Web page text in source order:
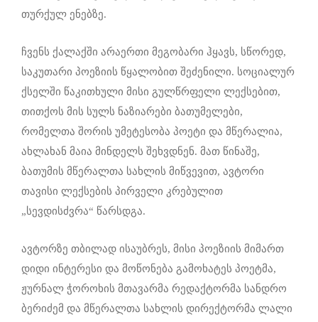
თურქულ ენებზე.
ჩვენს ქალაქში არაერთი მეგობარი ჰყავს, სწორედ,
საკუთარი პოეზიის წყალობით შეძენილი. სოციალურ
ქსელში წაკითხული მისი გულწრფელი ლექსებით,
თითქოს მის სულს ნაზიარები ბათუმელები,
რომელთა შორის უმეტესობა პოეტი და მწერალია,
ახლახან მაია მინდელს შეხვდნენ. მათ წინაშე,
ბათუმის მწერალთა სახლის მიწვევით, ავტორი
თავისი ლექსების პირველი კრებულით
„სევდისძვრა“ წარსდგა.
ავტორზე თბილად ისაუბრეს, მისი პოეზიის მიმართ
დიდი ინტერესი და მოწონება გამოხატეს პოეტმა,
ჟურნალ ჭოროხის მთავარმა რედაქტორმა სანდრო
ბერიძემ და მწერალთა სახლის დირექტორმა ლალი